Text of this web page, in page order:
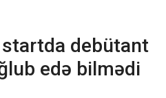
debütant
edə bilmədi